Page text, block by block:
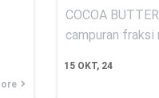
15 OKT, 24
COCOA
campuran